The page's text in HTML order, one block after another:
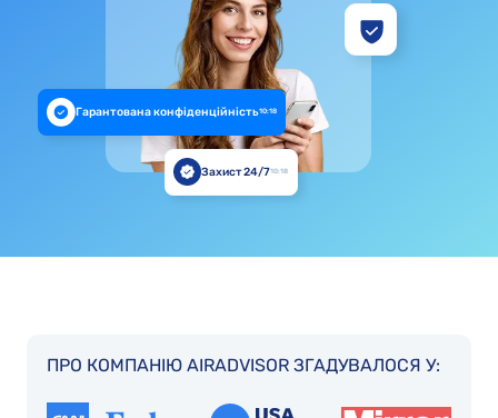
Гарантована конфіденційність10:18
Захист 24/710:18
ПРО КОМПАНІЮ AIRADVISOR ЗГАДУВАЛОСЯ У: